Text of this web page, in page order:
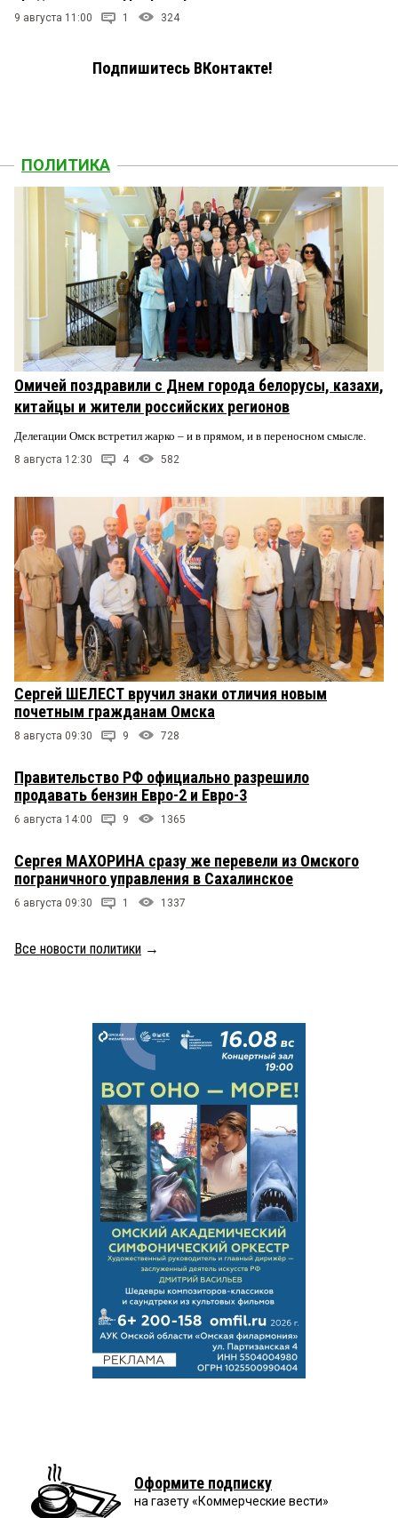
9 августа 11:00 1 324
Подпишитесь ВКонтакте!
ПОЛИТИКА
Омичей поздравили с Днем города белорусы, казахи,
китайцы и жители российских регионов
Делегации Омск встретил жарко – и в прямом, и в переносном смысле.
8 августа 12:30 4 582
Сергей ШЕЛЕСТ вручил знаки отличия новым
почетным гражданам Омска
8 августа 09:30 9 728
Правительство РФ официально разрешило
продавать бензин Евро-2 и Евро-3
6 августа 14:00 9 1365
Сергея МАХОРИНА сразу же перевели из Омского
пограничного управления в Сахалинское
6 августа 09:30 1 1337
Все новости политики →
Оформите подписку
на газету «Коммерческие вести»